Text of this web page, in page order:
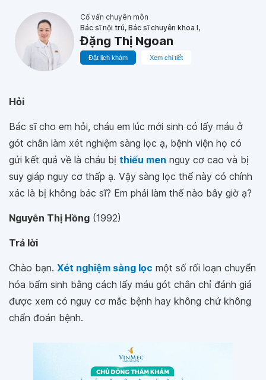
Cố vấn chuyên môn
Bác sĩ nội trú, Bác sĩ chuyên khoa I,
Đặng Thị Ngoan
Đặt lịch khám Xem chi tiết
Hỏi
Bác sĩ cho em hỏi, cháu em lúc mới sinh có lấy máu ở
gót chân làm xét nghiệm sàng lọc ạ, bệnh viện họ có
gửi kết quả về là cháu bị thiếu men nguy cơ cao và bị
suy giáp nguy cơ thấp ạ. Vậy sàng lọc thế này có chính
xác là bị không bác sĩ? Em phải làm thế nào bây giờ ạ?
Nguyễn Thị Hồng (1992)
Trả lời
Chào bạn. Xét nghiệm sàng lọc một số rối loạn chuyển
hóa bẩm sinh bằng cách lấy máu gót chân chỉ đánh giá
được xem có nguy cơ mắc bệnh hay không chứ không
chẩn đoán bệnh.